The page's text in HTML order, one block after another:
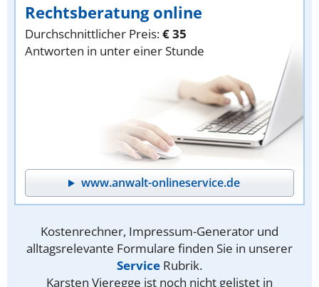
Rechtsberatung online
Durchschnittlicher Preis:€ 35
Antworten in unter einer Stunde
www.anwalt-onlineservice.de
Kostenrechner, Impressum-Generator und
alltagsrelevante Formulare finden Sie in unserer
Service Rubrik.
Karsten Vieregge ist noch nicht gelistet in